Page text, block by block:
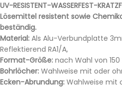
UV-RESISTENT-WASSERFEST-
Lösemittel resistent sowie
beständig.
Material: Als Alu-Verbundplatte
Reflektierend RA1/A,
Format-Größe: nach Wahl von
Bohrlöcher: Wahlweise mit oder
Ecken-Abrundung: Wahlweise mit